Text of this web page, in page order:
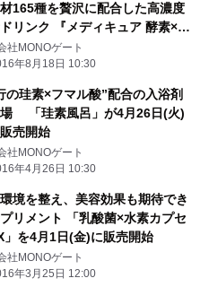
165種を贅沢に配合した高濃度
リンク 『メディキュア 酵素×酵
月20日発売！
社MONOゲート
年8月18日 10:30
の珪素×フマル酸”配合の入浴剤
「珪素風呂」が4月26日(火)
売開始
社MONOゲート
年4月26日 10:30
境を整え、美容効果も期待でき
リメント 「乳酸菌×水素カプセ
」を4月1日(金)に販売開始
社MONOゲート
年3月25日 12:00